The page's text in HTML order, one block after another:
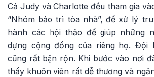
Cả Judy và Charlotte đều tham gia
“Nhóm bảo trì tòa nhà”, để xử lý
hành các hội thảo để giúp những
dựng cộng đồng của riêng họ. Đội
cũng rất bận rộn. Khi bước vào nơi
thấy khuôn viên rất dễ thương và